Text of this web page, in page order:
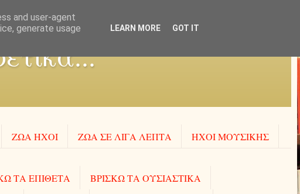
ΖΩΑ ΗΧΟΙ ΖΩΑ ΣΕ ΛΙΓΑ ΛΕΠΤΑ ΗΧΟΙ MOΥΣΙΚΗΣ
ΤΑ ΕΠΙΘΕΤΑ
ΒΡΙΣΚΩ ΤΑ ΟΥΣΙΑΣΤΙΚΑ
and user-agent
generate usage
LEARN MORE GOT IT